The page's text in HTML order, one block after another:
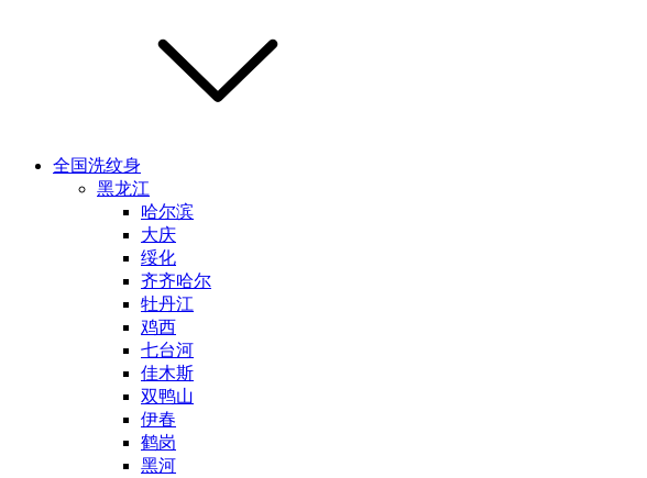
全国洗纹身
黑龙江
哈尔滨
大庆
绥化
齐齐哈尔
牡丹江
鸡西
七台河
佳木斯
双鸭山
伊春
鹤岗
黑河